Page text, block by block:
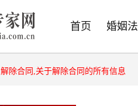
首页 婚姻法
解除合同,关于解除合同的所有信息